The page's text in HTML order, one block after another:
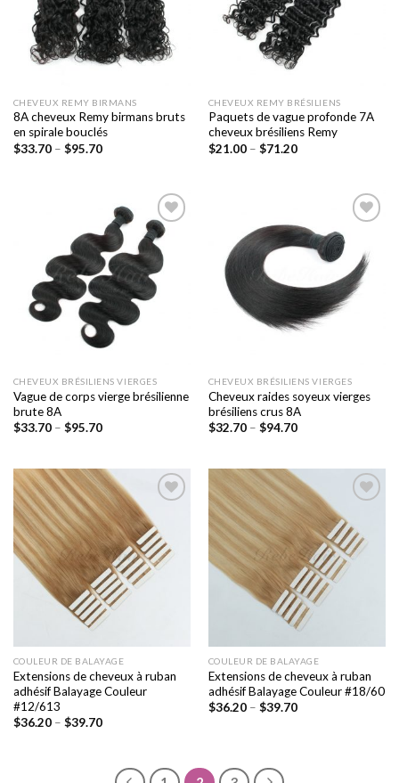
CHEVEUX REMY BIRMANS
8A cheveux Remy birmans bruts
en spirale bouclés
$33.70– $95.70
CHEVEUX REMY BRÉSILIENS
Paquets de vague profonde 7A
cheveux brésiliens Remy
$21.00– $71.20
Ajouter
à la liste
de
souhaits
CHEVEUX BRÉSILIENS VIERGES
Vague de corps vierge brésilienne
brute 8A
$33.70– $95.70
Ajouter
à la liste
de
souhaits
CHEVEUX BRÉSILIENS VIERGES
Cheveux raides soyeux vierges
brésiliens crus 8A
$32.70– $94.70
Ajouter
à la liste
de
souhaits
COULEUR DE BALAYAGE
Extensions de cheveux à ruban
adhésif Balayage Couleur
#12/613
$36.20– $39.70
Ajouter
à la liste
de
souhaits
COULEUR DE BALAYAGE
Extensions de cheveux à ruban
adhésif Balayage Couleur #18/60
$36.20– $39.70